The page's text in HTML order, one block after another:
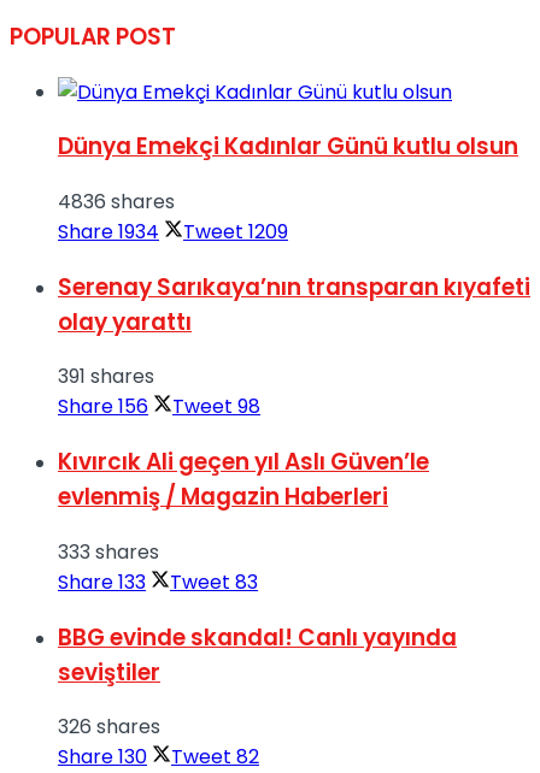
POPULAR POST
Dünya Emekçi Kadınlar Günü kutlu olsun
4836 shares
Share1934 Tweet 1209
Serenay Sarıkaya’nın transparan kıyafeti
olay yarattı
391 shares
Share156 Tweet 98
Kıvırcık Ali geçen yıl Aslı Güven’le
evlenmiş / Magazin Haberleri
333 shares
Share133 Tweet 83
BBG evinde skandal! Canlı yayında
seviştiler
326 shares
Share130 Tweet 82